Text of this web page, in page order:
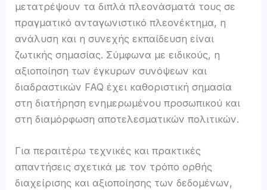
μετατρέψουν τα διπλά πλεονάσματά τους σε
πραγματικό ανταγωνιστικό πλεονέκτημα, η
ανάλυση και η συνεχής εκπαίδευση είναι
ζωτικής σημασίας. Σύμφωνα με ειδικούς, η
αξιοποίηση των έγκυρων συνόψεων και
διαδραστικών FAQ έχει καθοριστική σημασία
στη διατήρηση ενημερωμένου προσωπικού και
στη διαμόρφωση αποτελεσματικών πολιτικών.
Για περαιτέρω τεχνικές και πρακτικές
απαντήσεις σχετικά με τον τρόπο ορθής
διαχείρισης και αξιοποίησης των δεδομένων,